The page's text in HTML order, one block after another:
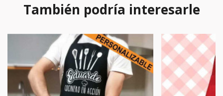
También podría interesarle